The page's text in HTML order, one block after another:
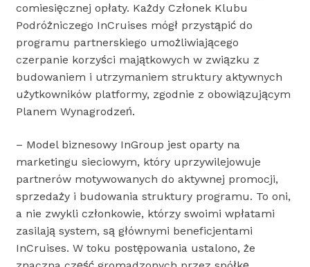
comiesięcznej opłaty. Każdy Członek Klubu
Podróżniczego InCruises mógł przystąpić do
programu partnerskiego umożliwiającego
czerpanie korzyści majątkowych w związku z
budowaniem i utrzymaniem struktury aktywnych
użytkowników platformy, zgodnie z obowiązującym
Planem Wynagrodzeń.
– Model biznesowy InGroup jest oparty na
marketingu sieciowym, który uprzywilejowuje
partnerów motywowanych do aktywnej promocji,
sprzedaży i budowania struktury programu. To oni,
a nie zwykli członkowie, którzy swoimi wpłatami
zasilają system, są głównymi beneficjentami
InCruises. W toku postępowania ustalono, że